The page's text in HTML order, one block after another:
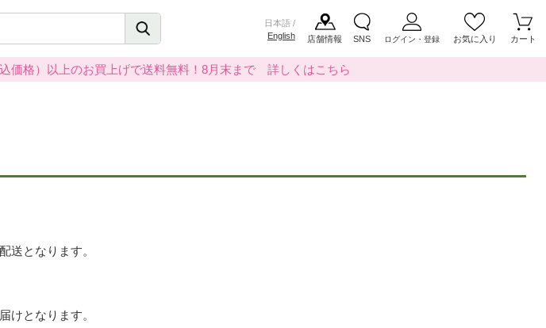
日本語 /
English
店舗情報 SNS ログイン・登録 お気に入り カート
価格）以上のお買上げで送料無料！8月末まで 詳しくはこちら
送となります。
けとなります。